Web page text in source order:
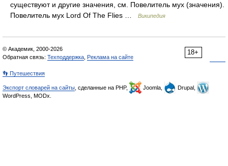
существуют и другие значения, см. Повелитель мух (значения).
Повелитель мух Lord Of The Flies …
Википедия
18+
© Академик, 2000-2026
Обратная связь: Техподдержка Реклама на сайте
👣 Путешествия
Экспорт словарей на сайты , сделанные на PHP, Joomla,
Drupal,
WordPress, MODx.